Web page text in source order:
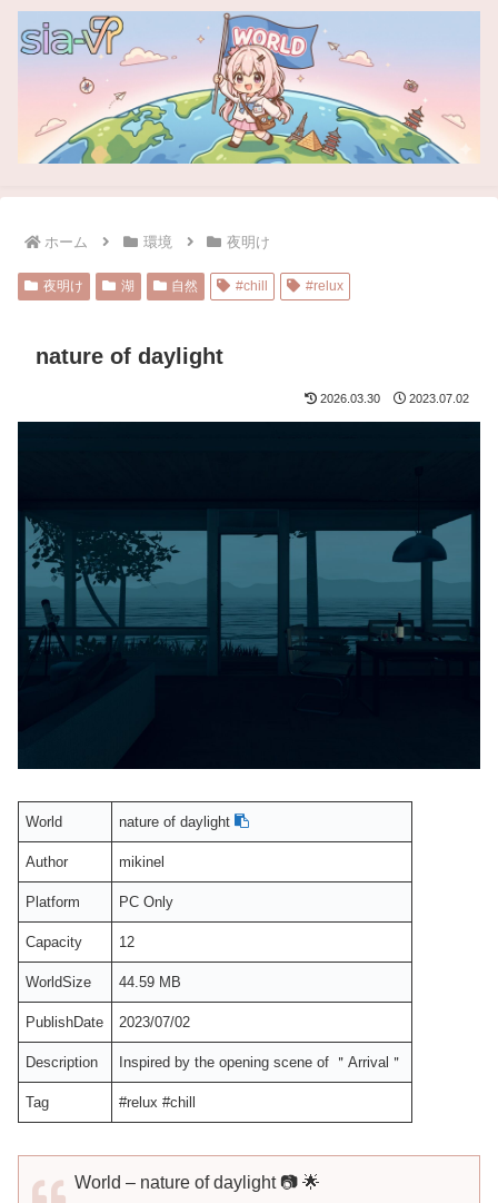
ホーム 環境 夜明け
夜明け 湖 自然 #chill #relux
nature of daylight
2026.03.30 2023.07.02
World nature of daylight
Author mikinel
Platform PC Only
Capacity 12
WorldSize 44.59 MB
PublishDate 2023/07/02
Description Inspired by the opening scene of ＂Arrival＂
Tag #relux #chill
World – nature of daylight 📷 🌟